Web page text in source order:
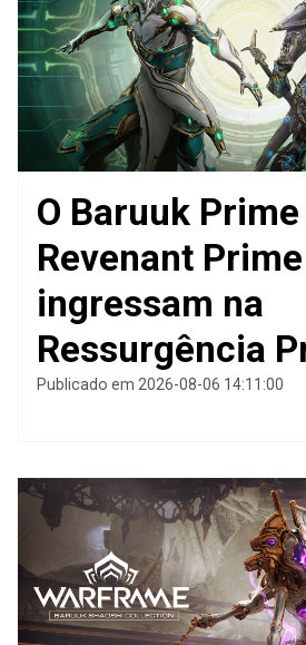
O Baruuk Prime
Revenant Prime
ingressam na
Ressurgência
Publicado em 2026-08-06 14:11:00